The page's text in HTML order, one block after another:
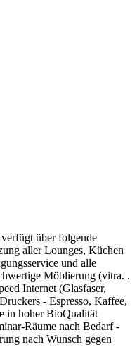
über folgende
aller Lounges, Küchen
und alle
Möblierung (vitra. .
Internet (Glasfaser,
- Espresso, Kaffee,
in hoher BioQualität
Räume nach Bedarf -
nach Wunsch gegen